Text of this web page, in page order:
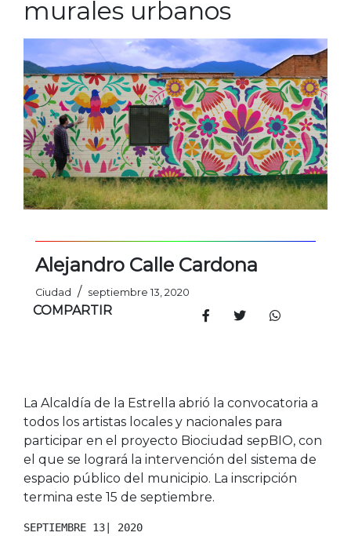
murales urbanos
Alejandro Calle Cardona
Ciudad / septiembre 13, 2020
COMPARTIR
La Alcaldía de la Estrella abrió la convocatoria a
todos los artistas locales y nacionales para
participar en el proyecto Biociudad sepBIO, con
el que se logrará la intervención del sistema de
espacio público del municipio. La inscripción
termina este 15 de septiembre.
SEPTIEMBRE 13| 2020